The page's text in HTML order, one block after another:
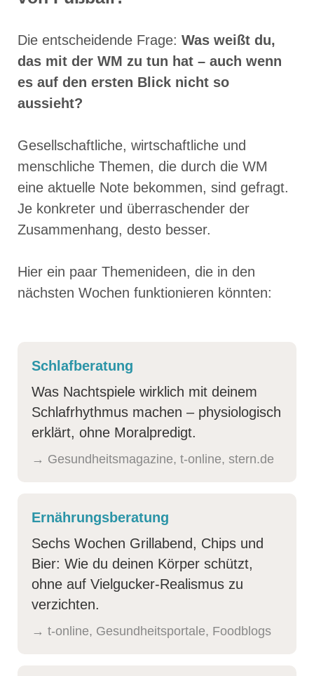
Die entscheidende Frage: Was weißt du,
das mit der WM zu tun hat – auch wenn
es auf den ersten Blick nicht so
aussieht?
Gesellschaftliche, wirtschaftliche und
menschliche Themen, die durch die WM
eine aktuelle Note bekommen, sind gefragt.
Je konkreter und überraschender der
Zusammenhang, desto besser.
Hier ein paar Themenideen, die in den
nächsten Wochen funktionieren könnten:
Schlafberatung
Was Nachtspiele wirklich mit deinem
Schlafrhythmus machen – physiologisch
erklärt, ohne Moralpredigt.
→ Gesundheitsmagazine, t-online, stern.de
Er­näh­rungs­be­ra­tung
Sechs Wochen Grillabend, Chips und
Bier: Wie du deinen Körper schützt,
ohne auf Vielgucker-Realismus zu
verzichten.
→ t-online, Gesundheitsportale, Foodblogs